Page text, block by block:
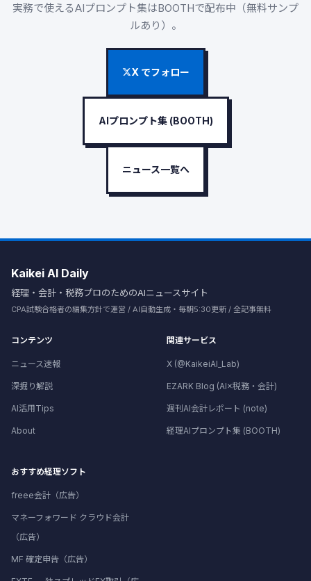
実務で使えるAIプロンプト集はBOOTHで配布中（無料サンプ
ルあり）。
X でフォロー
AIプロンプト集 (BOOTH)
ニュース一覧へ
Kaikei AI Daily
経理・会計・税務プロのためのAIニュースサイト
CPA試験合格者の編集方針で運営 / AI自動生成・毎朝5:30更新 / 全記事無料
コンテンツ
ニュース速報
深掘り解説
AI活用Tips
About
関連サービス
X (@KaikeiAI_Lab)
EZARK Blog (AI×税務・会計)
週刊AI会計レポート (note)
経理AIプロンプト集 (BOOTH)
おすすめ経理ソフト
freee会計（広告）
マネーフォワード クラウド会計
（広告）
MF 確定申告（広告）